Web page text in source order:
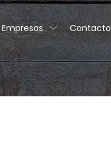
Empresas Contacto